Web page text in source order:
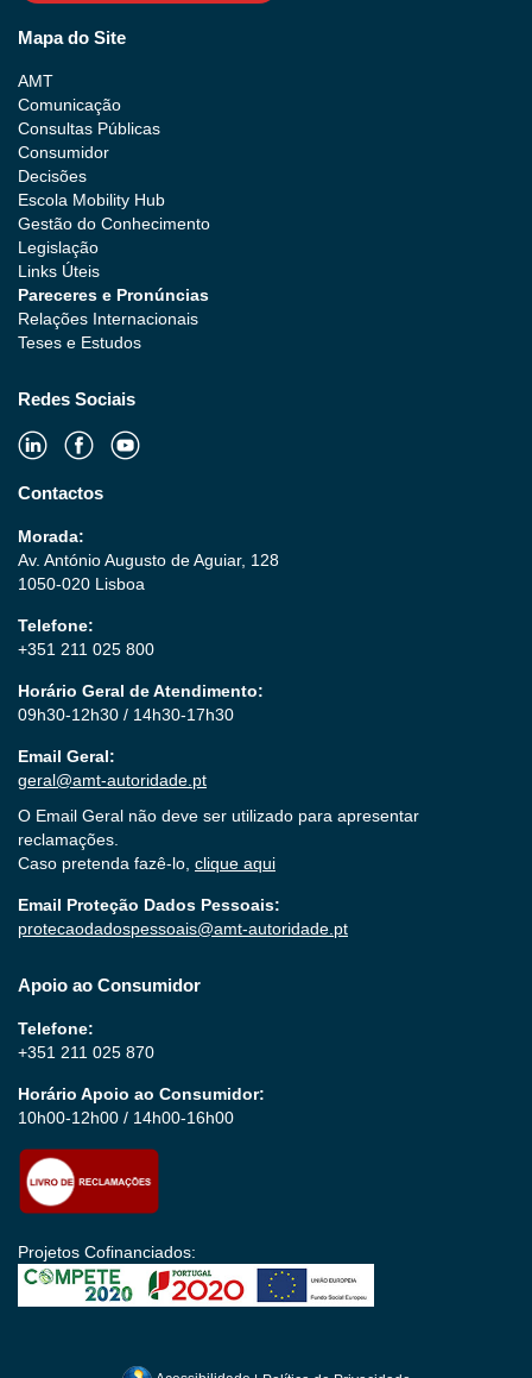
Mapa do Site
AMT
Comunicação
Consultas Públicas
Consumidor
Decisões
Escola Mobility Hub
Gestão do Conhecimento
Legislação
Links Úteis
Pareceres e Pronúncias
Relações Internacionais
Teses e Estudos
Redes Sociais
Contactos
Morada:
Av. António Augusto de Aguiar, 128
1050-020 Lisboa
Telefone:
+351 211 025 800
Horário Geral de Atendimento:
09h30-12h30 / 14h30-17h30
Email Geral:
geral@amt-autoridade.pt
O Email Geral não deve ser utilizado para apresentar
reclamações.
Caso pretenda fazê-lo, clique aqui
Email Proteção Dados Pessoais:
protecaodadospessoais@amt-autoridade.pt
Apoio ao Consumidor
Telefone:
+351 211 025 870
Horário Apoio ao Consumidor:
10h00-12h00 / 14h00-16h00
Projetos Cofinanciados: